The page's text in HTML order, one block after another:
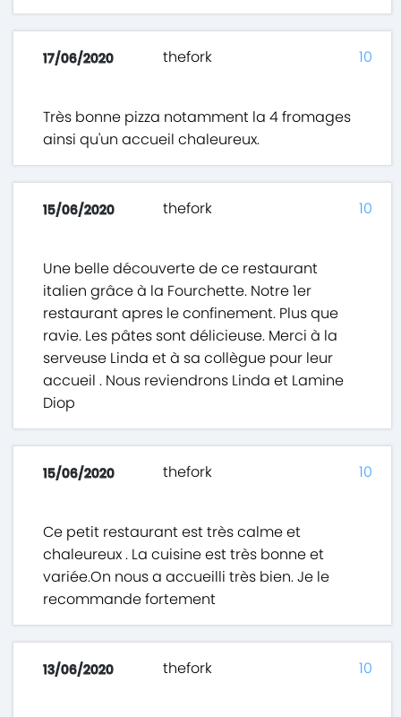
17/06/2020 thefork
Très bonne pizza notamment la 4 fromages
ainsi qu'un accueil chaleureux.
10
15/06/2020 thefork
Une belle découverte de ce restaurant
italien grâce à la Fourchette. Notre 1er
restaurant apres le confinement. Plus que
ravie. Les pâtes sont délicieuse. Merci à la
serveuse Linda et à sa collègue pour leur
accueil . Nous reviendrons Linda et Lamine
Diop
10
15/06/2020 thefork
Ce petit restaurant est très calme et
chaleureux . La cuisine est très bonne et
variée.On nous a accueilli très bien. Je le
recommande fortement
10
13/06/2020 thefork 10